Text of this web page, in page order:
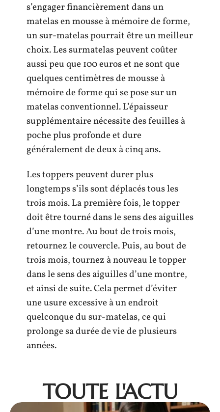
s’engager financièrement dans un
matelas en mousse à mémoire de forme,
un sur-matelas pourrait être un meilleur
choix. Les surmatelas peuvent coûter
aussi peu que 100 euros et ne sont que
quelques centimètres de mousse à
mémoire de forme qui se pose sur un
matelas conventionnel. L’épaisseur
supplémentaire nécessite des feuilles à
poche plus profonde et dure
généralement de deux à cinq ans.
Les toppers peuvent durer plus
longtemps s’ils sont déplacés tous les
trois mois. La première fois, le topper
doit être tourné dans le sens des aiguilles
d’une montre. Au bout de trois mois,
retournez le couvercle. Puis, au bout de
trois mois, tournez à nouveau le topper
dans le sens des aiguilles d’une montre,
et ainsi de suite. Cela permet d’éviter
une usure excessive à un endroit
quelconque du sur-matelas, ce qui
prolonge sa durée de vie de plusieurs
années.
TOUTE L'ACTU